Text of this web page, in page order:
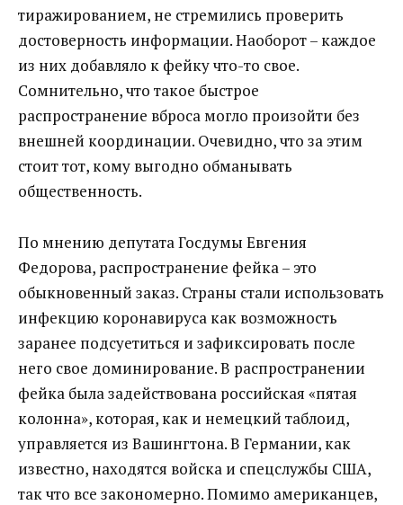
тиражированием, не стремились проверить
достоверность информации. Наоборот – каждое
из них добавляло к фейку что-то свое.
Сомнительно, что такое быстрое
распространение вброса могло произойти без
внешней координации. Очевидно, что за этим
стоит тот, кому выгодно обманывать
общественность.
По мнению депутата Госдумы Евгения
Федорова, распространение фейка – это
обыкновенный заказ. Страны стали использовать
инфекцию коронавируса как возможность
заранее подсуетиться и зафиксировать после
него свое доминирование. В распространении
фейка была задействована российская «пятая
колонна», которая, как и немецкий таблоид,
управляется из Вашингтона. В Германии, как
известно, находятся войска и спецслужбы США,
так что все закономерно. Помимо американцев,